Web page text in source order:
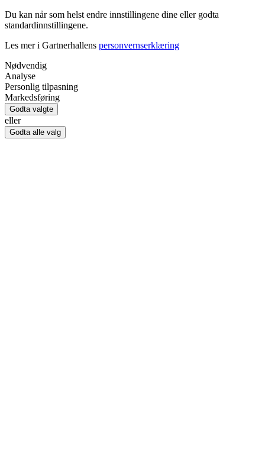
Du kan når som helst endre innstillingene dine eller godta
standardinnstillingene.
Les mer i Gartnerhallens personvernserklæring
Nødvendig
Analyse
Personlig tilpasning
Markedsføring
Godta valgte
eller
Godta alle valg